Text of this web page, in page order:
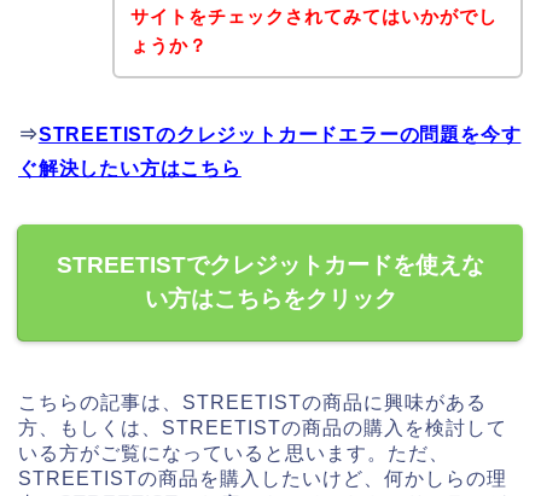
サイトをチェックされてみてはいかがでし
ょうか？
⇒STREETISTのクレジットカードエラーの問題を今す
ぐ解決したい方はこちら
STREETISTでクレジットカードを使えな
い方はこちらをクリック
こちらの記事は、STREETISTの商品に興味がある
方、もしくは、STREETISTの商品の購入を検討して
いる方がご覧になっていると思います。ただ、
STREETISTの商品を購入したいけど、何かしらの理